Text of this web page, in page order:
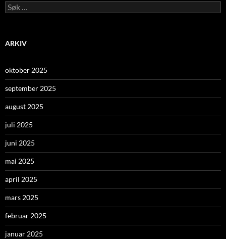
Leit
etter:
ARKIV
oktober 2025
september 2025
august 2025
juli 2025
juni 2025
mai 2025
april 2025
mars 2025
februar 2025
januar 2025